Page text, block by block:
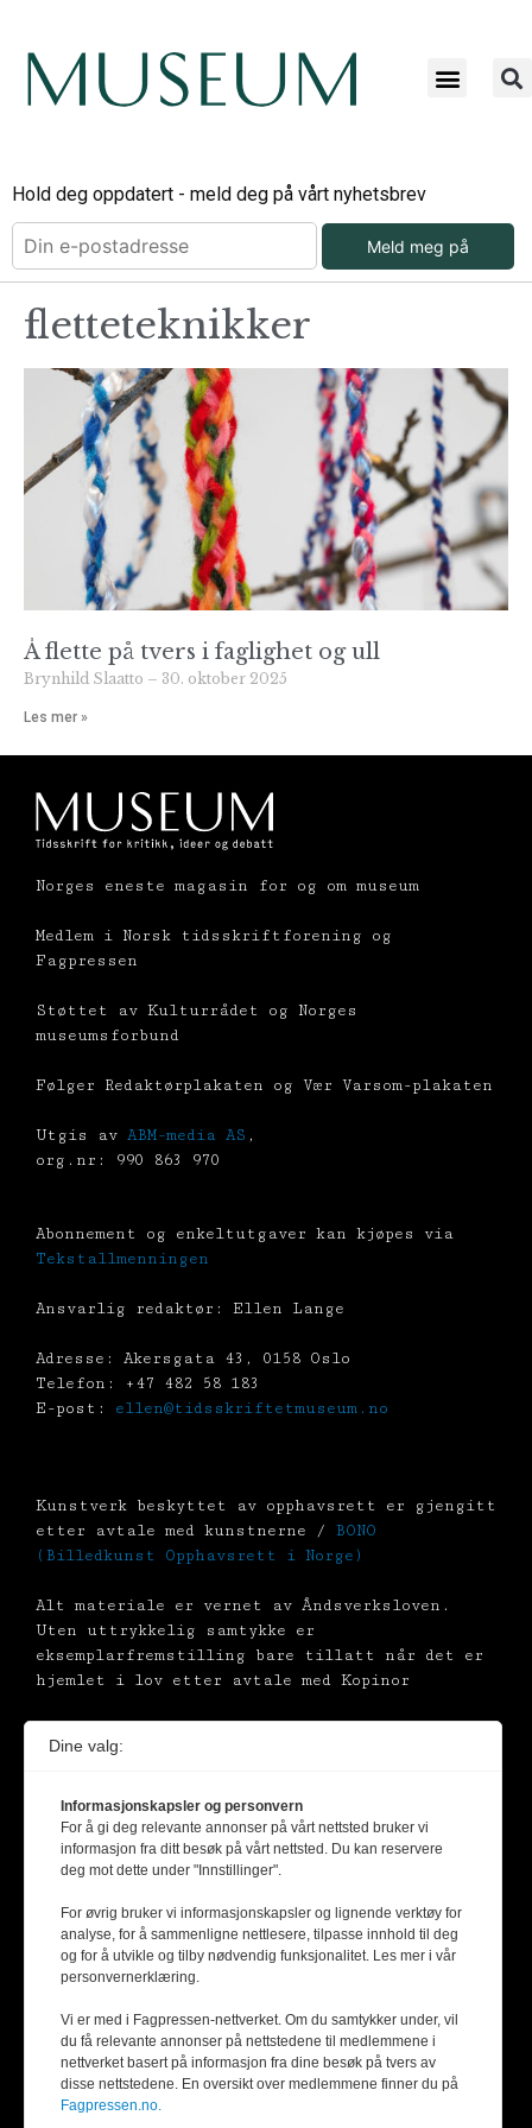
Hold deg oppdatert - meld deg på vårt nyhetsbrev
Meld meg på
fletteteknikker
Å flette på tvers i faglighet og ull
Brynhild Slaatto 30. oktober 2025
Les mer »
Norges eneste magasin for og om museum
Medlem i Norsk tidsskriftforening og
Fagpressen
Støttet av Kulturrådet og Norges
museumsforbund
Følger Redaktørplakaten og Vær Varsom-plakaten
Utgis av ABM-media AS ,
org.nr: 990 863 970
Abonnement og enkeltutgaver kan kjøpes via
Tekstallmenningen
Ansvarlig redaktør: Ellen Lange
Adresse: Akersgata 43, 0158 Oslo
Telefon: +47 482 58 183
E-post: ellen@tidsskriftetmuseum.no
Kunstverk beskyttet av opphavsrett er gjengitt
etter avtale med kunstnerne / BONO
(Billedkunst Opphavsrett i Norge)
Alt materiale er vernet av Åndsverksloven.
Uten uttrykkelig samtykke er
eksemplarfremstilling bare tillatt når det er
hjemlet i lov etter avtale med Kopinor
Dine valg:
Informasjonskapsler og personvern
For å gi deg relevante annonser på vårt nettsted bruker vi
informasjon fra ditt besøk på vårt nettsted. Du kan reservere
deg mot dette under "Innstillinger".
For øvrig bruker vi informasjonskapsler og lignende verktøy for
analyse, for å sammenligne nettlesere, tilpasse innhold til deg
og for å utvikle og tilby nødvendig funksjonalitet. Les mer i vår
personvernerklæring.
Vi er med i Fagpressen-nettverket. Om du samtykker under, vil
du få relevante annonser på nettstedene til medlemmene i
nettverket basert på informasjon fra dine besøk på tvers av
disse nettstedene. En oversikt over medlemmene finner du på
Fagpressen.no.